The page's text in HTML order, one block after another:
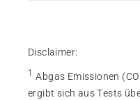
Disclaimer:
1 Abgas Emissionen
ergibt sich aus Tests